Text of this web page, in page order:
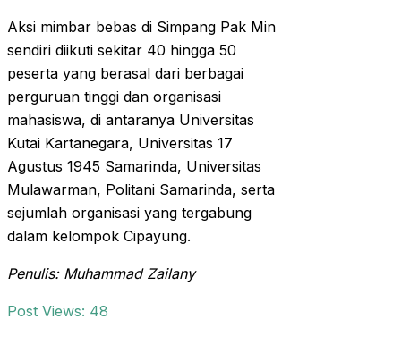
Aksi mimbar bebas di Simpang Pak Min
sendiri diikuti sekitar 40 hingga 50
peserta yang berasal dari berbagai
perguruan tinggi dan organisasi
mahasiswa, di antaranya Universitas
Kutai Kartanegara, Universitas 17
Agustus 1945 Samarinda, Universitas
Mulawarman, Politani Samarinda, serta
sejumlah organisasi yang tergabung
dalam kelompok Cipayung.
Penulis: Muhammad Zailany
Post Views: 48